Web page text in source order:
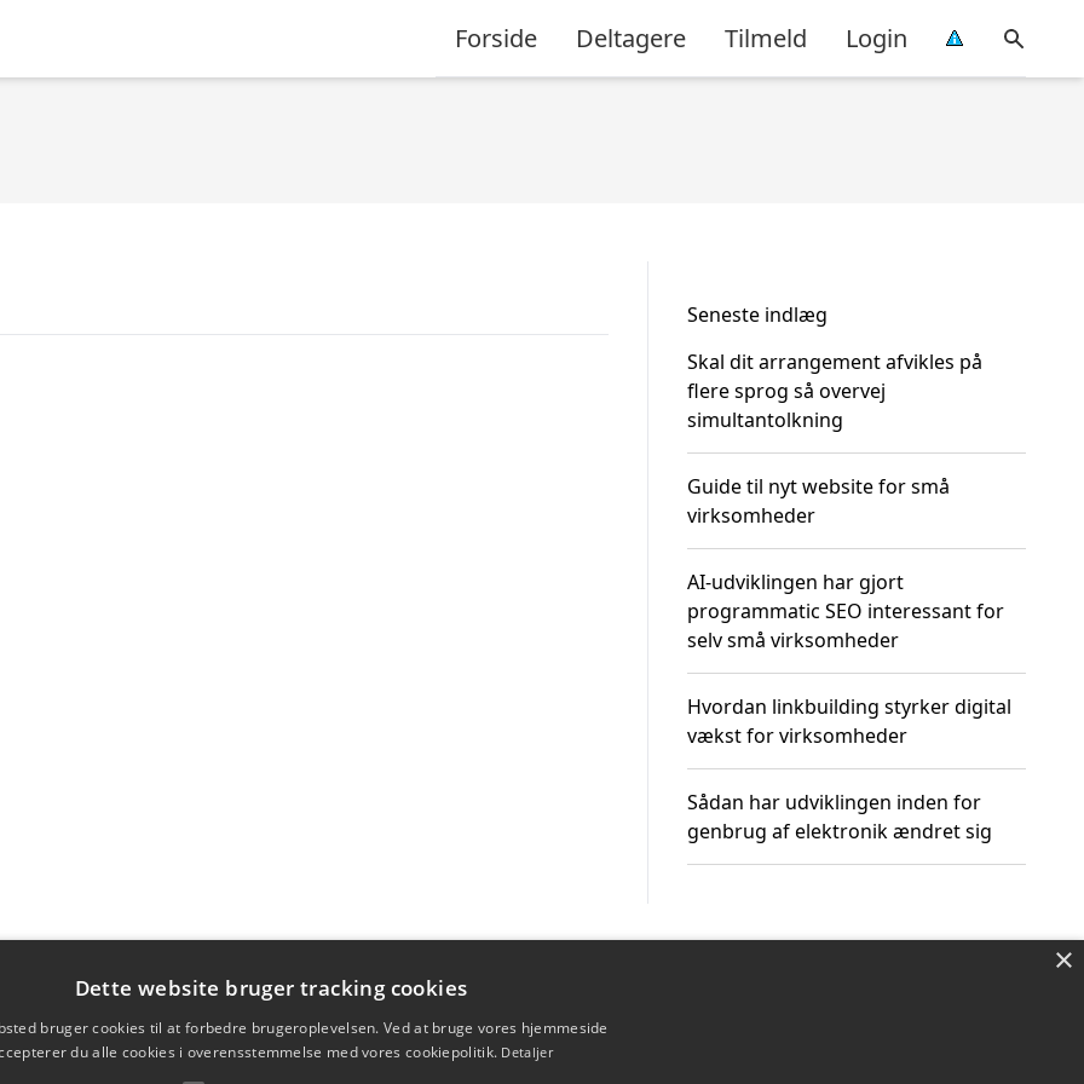
Forside Deltagere Tilmeld Login
Seneste indlæg
Skal dit arrangement afvikles på
flere sprog så overvej
simultantolkning
Guide til nyt website for små
virksomheder
AI-udviklingen har gjort
programmatic SEO interessant for
selv små virksomheder
Hvordan linkbuilding styrker digital
vækst for virksomheder
Sådan har udviklingen inden for
genbrug af elektronik ændret sig
×
Dette website bruger tracking cookies
bruger cookies til at forbedre brugeroplevelsen. Ved at bruge vores hjemmeside
du alle cookies i overensstemmelse med vores cookiepolitik. Detaljer